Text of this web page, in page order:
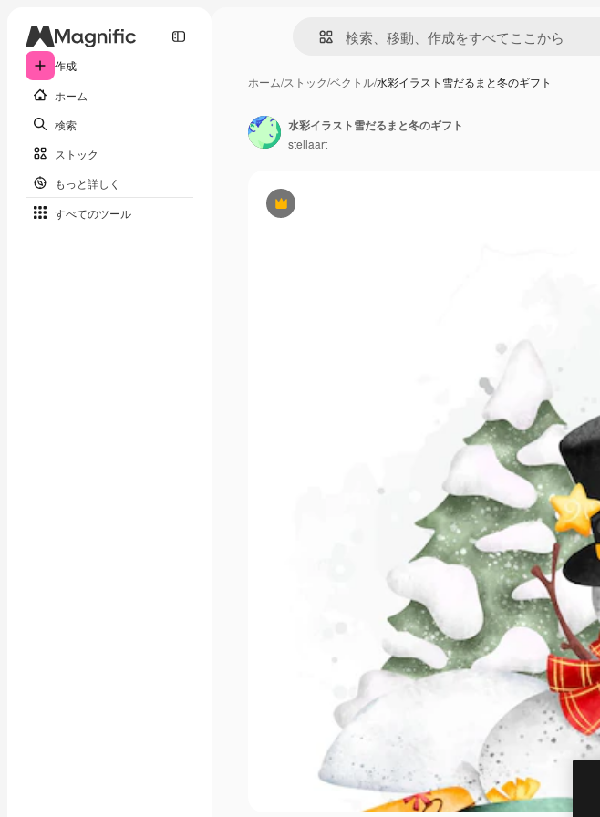
作成
ホーム
検索
ストック
もっと詳しく
すべてのツール
ホーム/ストック/ベクトル/水彩イラスト雪だるまと冬のギフト
Premium
水彩イラスト雪だるまと冬のギフト
stellaart